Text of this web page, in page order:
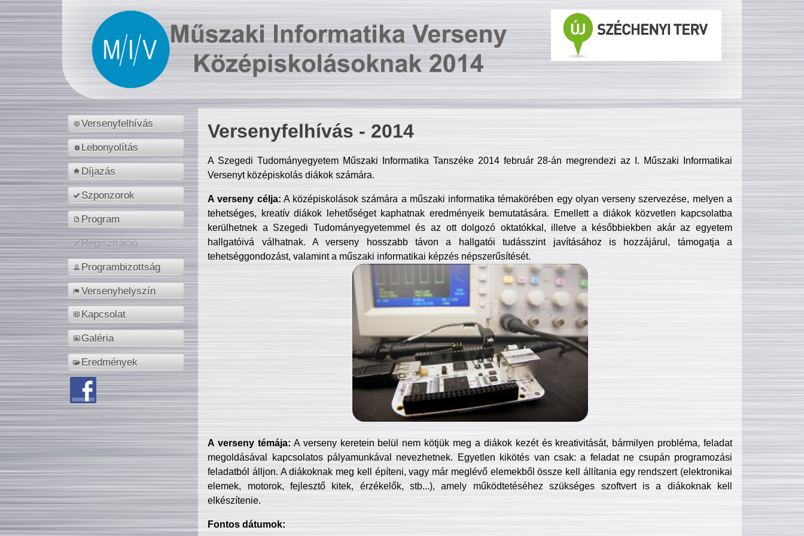
Versenyfelhívás
Lebonyolítás
Díjazás
Szponzorok
Program
Regisztráció
Programbizottság
Versenyhelyszín
Kapcsolat
Galéria
Eredmények
Versenyfelhívás - 2014
A Szegedi Tudományegyetem Műszaki Informatika Tanszéke 2014 február 28-án megrendezi az I. Műszaki Informatikai
Versenyt középiskolás diákok számára.
A verseny célja: A középiskolások számára a műszaki informatika témakörében egy olyan verseny szervezése, melyen a
tehetséges, kreatív diákok lehetőséget kaphatnak eredményeik bemutatására. Emellett a diákok közvetlen kapcsolatba
kerülhetnek a Szegedi Tudományegyetemmel és az ott dolgozó oktatókkal, illetve a későbbiekben akár az egyetem
hallgatóivá válhatnak. A verseny hosszabb távon a hallgatói tudásszint javításához is hozzájárul, támogatja a
tehetséggondozást, valamint a műszaki informatikai képzés népszerűsítését.
A verseny témája: A verseny keretein belül nem kötjük meg a diákok kezét és kreativitását, bármilyen probléma, feladat
megoldásával kapcsolatos pályamunkával nevezhetnek. Egyetlen kikötés van csak: a feladat ne csupán programozási
feladatból álljon. A diákoknak meg kell építeni, vagy már meglévő elemekből össze kell állítania egy rendszert (elektronikai
elemek, motorok, fejlesztő kitek, érzékelők, stb...), amely működtetéséhez szükséges szoftvert is a diákoknak kell
elkészítenie.
Fontos dátumok: